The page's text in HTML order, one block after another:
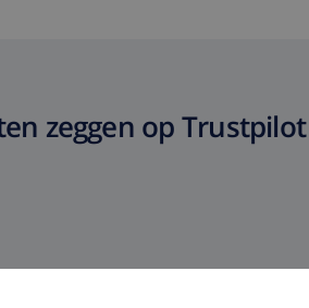
zeggen op Trustpilot